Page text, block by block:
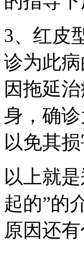
3、红皮
诊为此
因拖延
身，确
以免其
以上就
起的”的
原因还